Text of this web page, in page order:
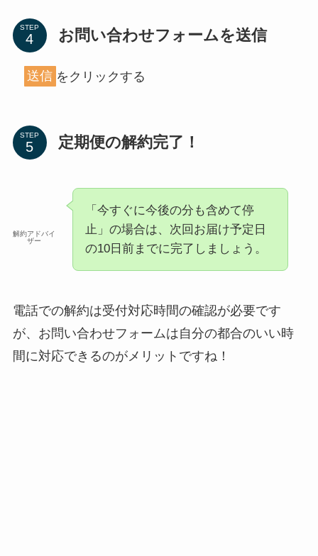
STEP お問い合わせフォームを送信
送信 をクリックする
STEP 定期便の解約完了！
解約アドバイ
ザー
「今すぐに今後の分も含めて停
止」の場合は、次回お届け予定日
の10日前までに完了しましょう。
電話での解約は受付対応時間の確認が必要です
が、お問い合わせフォームは自分の都合のいい時
間に対応できるのがメリットですね！